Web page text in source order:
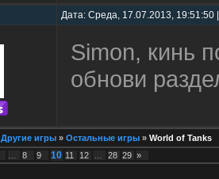
Дата: Среда, 17.07.2013,
Simon, кинь
обнови
Другие игры » Остальные игры » World of Tanks
8 9 10 11 12 28 29 »